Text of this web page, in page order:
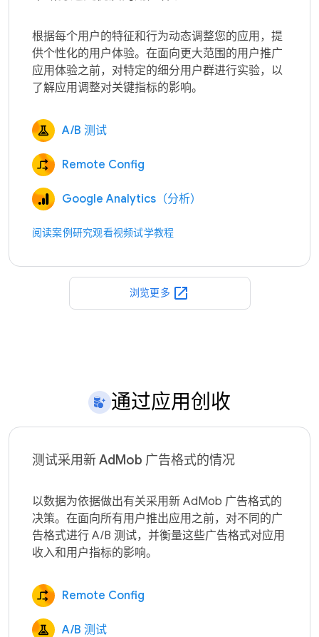
根据每个用户的特征和行为动态调整您的应用，提
供个性化的用户体验。在面向更大范围的用户推广
应用体验之前，对特定的细分用户群进行实验，以
A/B 测试
Remote Config
Google Analytics（分析）
阅读案例研究观看视频试学教程
浏览更多 open_in_new
通过应用创收
测试采用新 AdMob 广告格式的情况
以数据为依据做出有关采用新 AdMob 广告格式的
决策。在面向所有用户推出应用之前，对不同的广
告格式进行 A/B 测试，并衡量这些广告格式对应用
Remote Config
A/B 测试